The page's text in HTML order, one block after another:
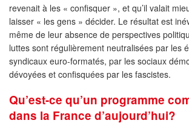
revenait à les « confisquer », et qu’il valait
laisser « les gens » décider. Le résultat est
même de leur absence de perspectives
luttes sont régulièrement neutralisées par les
syndicaux euro-formatés, par les sociaux
dévoyées et confisquées par les fascistes.
Qu’est-ce qu’un programme
dans la France d’aujourd’hui?